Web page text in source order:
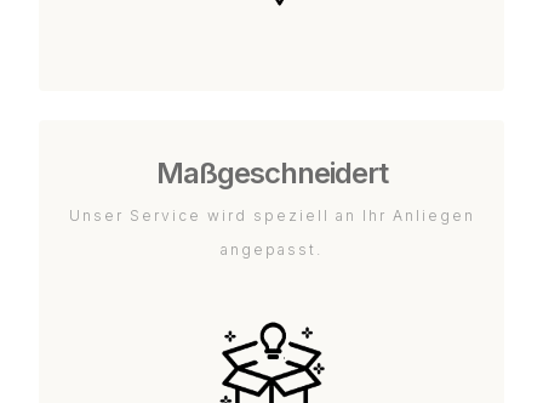
Maßgeschneidert
Unser Service wird speziell an Ihr Anliegen
angepasst.